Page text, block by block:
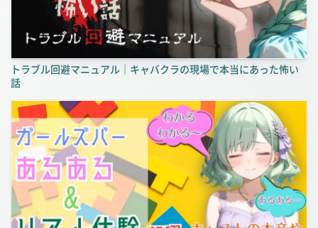
トラブル回避マニュアル｜キャバクラの現場で本当にあった怖い
話